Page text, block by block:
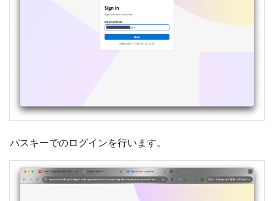
パスキーでのログインを行います。